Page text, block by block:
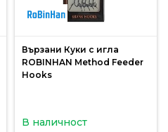
Вързани Куки с игла
ROBINHAN Method Feeder
Hooks
В наличност